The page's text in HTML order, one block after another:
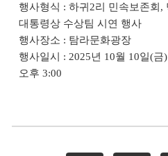
행사형식 : 하귀2리 민속보존회,
대통령상 수상팀 시연 행사
행사장소 : 탐라문화광장
행사일시 : 2025년 10월 10일(금)
오후 3:00